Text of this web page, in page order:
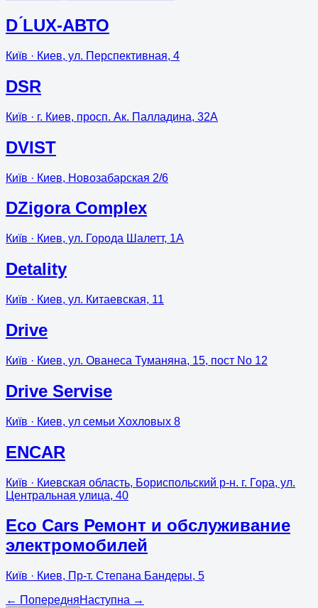
D ́LUX-АВТО
Київ · Киев, ул. Перспективная, 4
DSR
Київ · г. Киев, просп. Ак. Палладина, 32A
DVIST
Київ · Киев, Новозабарская 2/6
DZigora Complex
Київ · Киев, ул. Города Шалетт, 1А
Detality
Київ · Киев, ул. Китаевская, 11
Drive
Київ · Киев, ул. Ованеса Туманяна, 15, пост No 12
Drive Servise
Київ · Киев, ул семьи Хохловых 8
ENCAR
Київ · Киевская область, Бориспольский р-н. г. Гора, ул.
Центральная улица, 40
Eco Cars Ремонт и обслуживание
электромобилей
Київ · Киев, Пр-т. Степана Бандеры, 5
← ПопередняНаступна →